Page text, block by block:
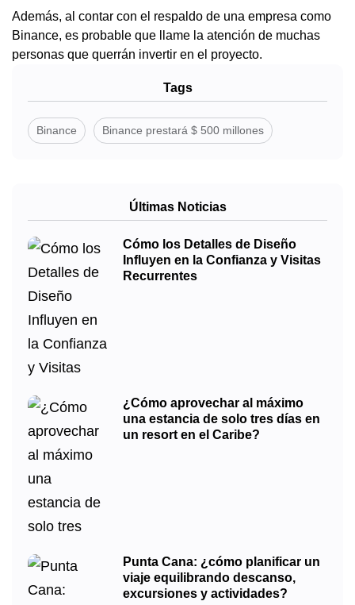
Además, al contar con el respaldo de una empresa como
Binance, es probable que llame la atención de muchas
personas que querrán invertir en el proyecto.
Tags
Binance Binance prestará $ 500 millones
Últimas Noticias
Cómo los Detalles de Diseño
Influyen en la Confianza y Visitas
Recurrentes
¿Cómo aprovechar al máximo
una estancia de solo tres días en
un resort en el Caribe?
Punta Cana: ¿cómo planificar un
viaje equilibrando descanso,
excursiones y actividades?